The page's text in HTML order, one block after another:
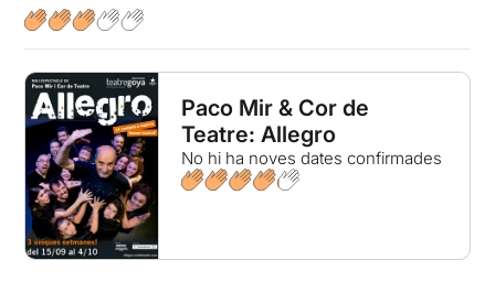
Paco Mir & Cor de
Teatre: Allegro
No hi ha noves dates confirmades